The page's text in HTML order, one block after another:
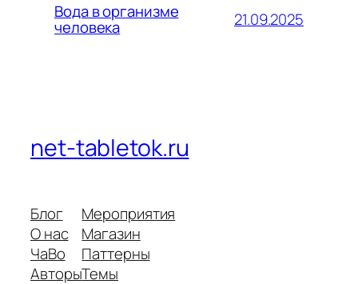
Вода в организме
человека 21.09.2025
net-tabletok.ru
Блог
О нас
ЧаВо
Авторы
Мероприятия
Магазин
Паттерны
Темы